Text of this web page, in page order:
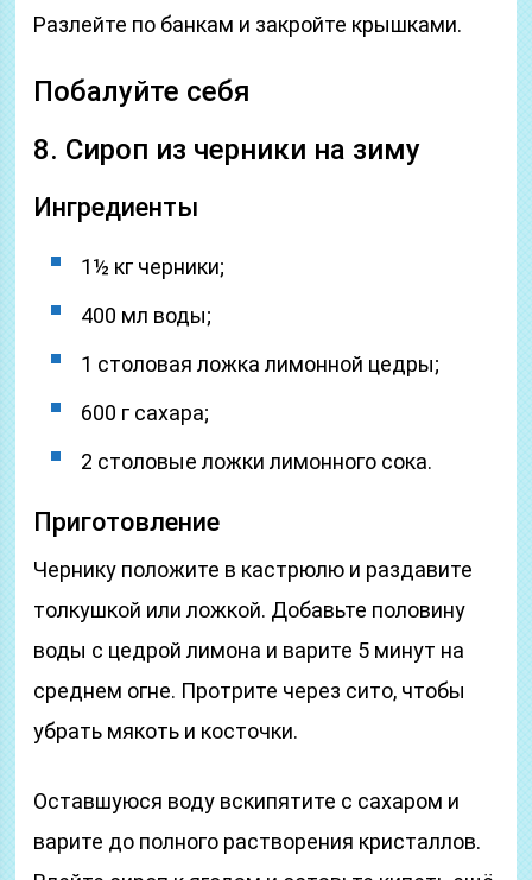
Разлейте по банкам и закройте крышками.
Побалуйте себя
8. Сироп из черники на зиму
Ингредиенты
1½ кг черники;
400 мл воды;
1 столовая ложка лимонной цедры;
600 г сахара;
2 столовые ложки лимонного сока.
Приготовление
Чернику положите в кастрюлю и раздавите
толкушкой или ложкой. Добавьте половину
воды с цедрой лимона и варите 5 минут на
среднем огне. Протрите через сито, чтобы
убрать мякоть и косточки.
Оставшуюся воду вскипятите с сахаром и
варите до полного растворения кристаллов.